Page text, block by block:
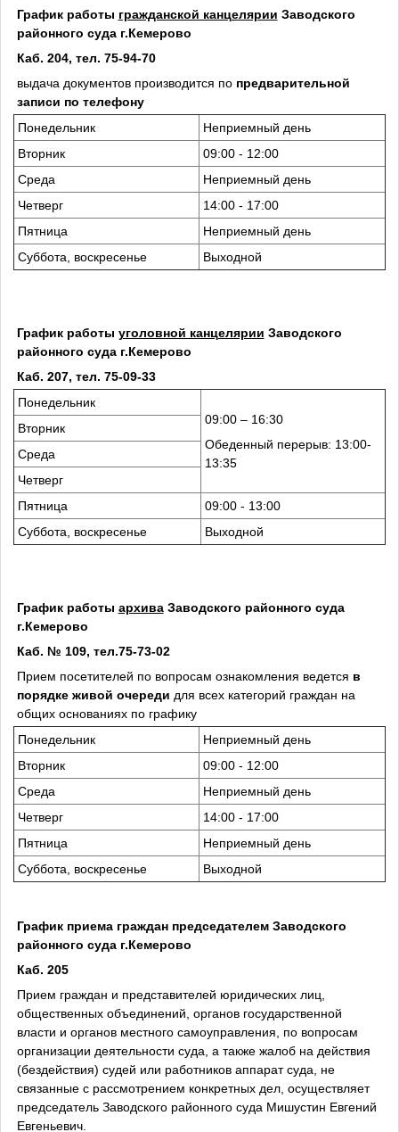
График работы гражданской канцелярии Заводского
районного суда г.Кемерово
Каб. 204, тел. 75-94-70
выдача документов производится по предварительной
записи по телефону
Понедельник
Неприемный день
Вторник
09:00 - 12:00
Среда
Неприемный день
Четверг
14:00 - 17:00
Пятница
Неприемный день
Суббота, воскресенье
Выходной
График работы уголовной канцелярии Заводского
районного суда г.Кемерово
Каб. 207, тел. 75-09-33
Понедельник
09:00 – 16:30
Обеденный перерыв: 13:00-
13:35
Вторник
Среда
Четверг
Пятница
09:00 - 13:00
Суббота, воскресенье
Выходной
График работы архиваЗаводского районного суда
г.Кемерово
Каб. № 109, тел.75-73-02
Прием посетителей по вопросам ознакомления ведется в
порядке живой очереди для всех категорий граждан на
общих основаниях по графику
Понедельник
Неприемный день
Вторник
09:00 - 12:00
Среда
Неприемный день
Четверг
14:00 - 17:00
Пятница
Неприемный день
Суббота, воскресенье
Выходной
График приема граждан председателем Заводского
районного суда г.Кемерово
Каб. 205
Прием граждан и представителей юридических лиц,
общественных объединений, органов государственной
власти и органов местного самоуправления, по вопросам
организации деятельности суда, а также жалоб на действия
(бездействия) судей или работников аппарат суда, не
связанные с рассмотрением конкретных дел, осуществляет
председатель Заводского районного суда Мишустин Евгений
Евгеньевич.